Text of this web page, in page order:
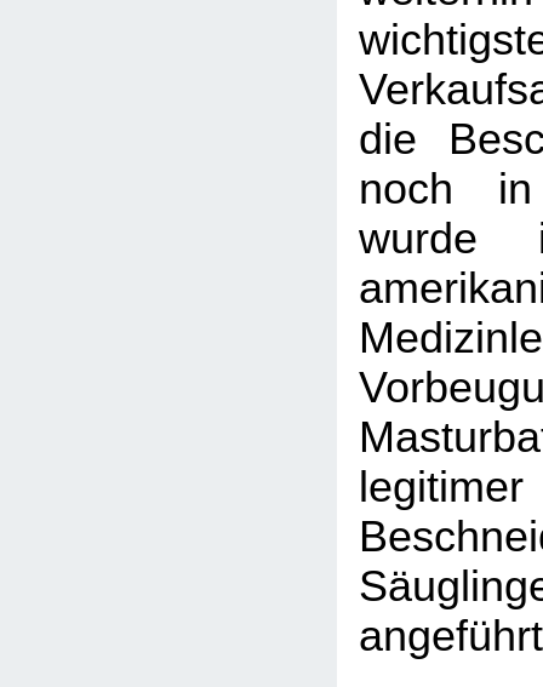
die
noch
wurde